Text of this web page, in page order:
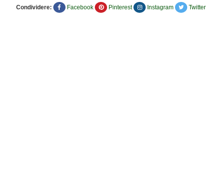
Condividere: Facebook Pinterest Instagram Twitter